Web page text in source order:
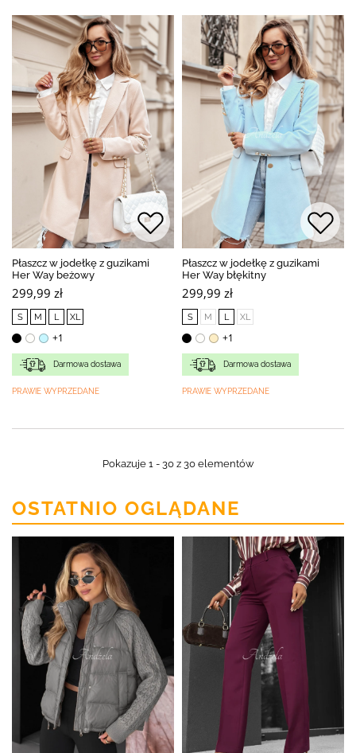
Płaszcz w jodełkę z guzikami
Her Way beżowy
299,99 zł
S M L XL
+1
Darmowa dostawa
PRAWIE WYPRZEDANE
Płaszcz w jodełkę z guzikami
Her Way błękitny
299,99 zł
S M L XL
+1
Darmowa dostawa
PRAWIE WYPRZEDANE
Pokazuje 1 - 30 z 30 elementów
OSTATNIO OGLĄDANE